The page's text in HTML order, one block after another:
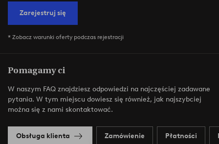
Zarejestruj się
* Zobacz warunki oferty podczas rejestracji
Pomagamy ci
W naszym FAQ znajdziesz odpowiedzi na najczęściej zadawane
pytania. W tym miejscu dowiesz się również, jak najszybciej
można się z nami skontaktować.
Obsługa klienta Zamówienie Płatności